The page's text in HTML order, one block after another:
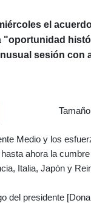
el
"oportunidad
sesión con
Medio y los
ahora la
Italia, Japón y
del presidente